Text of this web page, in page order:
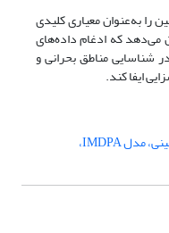
به‌عنوان معیاری کلیدی
می‌دهد که ادغام داده‌های
شناسایی مناطق بحرانی و
ایفا کند.
بیابان‌زایی، فرونشست زمین، منابع آب زیرزمینی، مدل IMDPA،